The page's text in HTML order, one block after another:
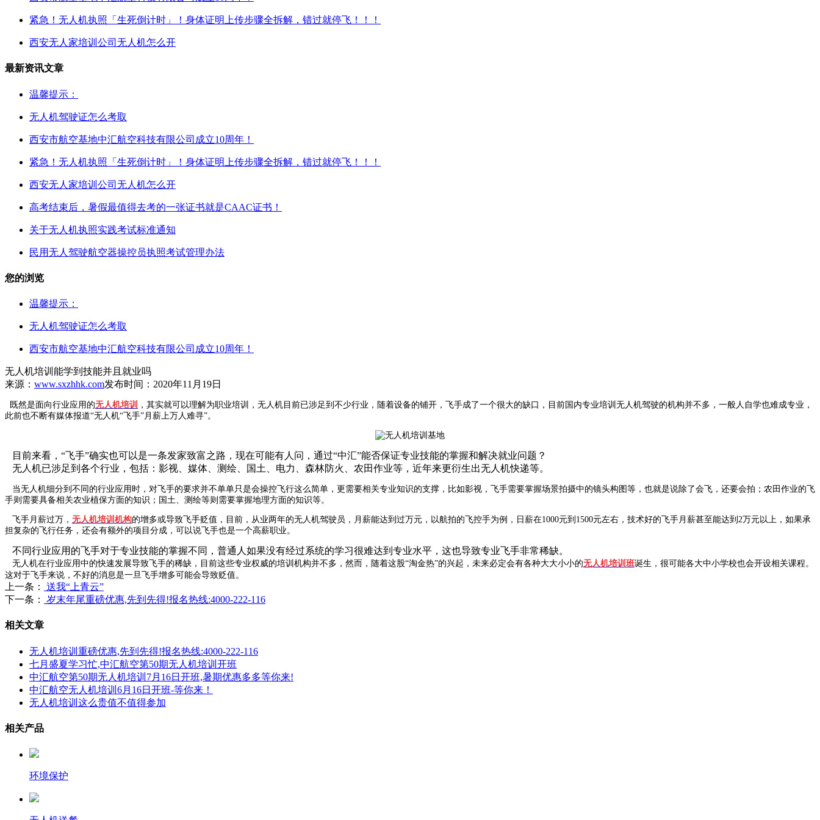
紧急！无人机执照「生死倒计时」！身体证明上传步骤全拆解，错过就停飞！！！
西安无人家培训公司无人机怎么开
最新资讯文章
温馨提示：
无人机驾驶证怎么考取
西安市航空基地中汇航空科技有限公司成立10周年！
紧急！无人机执照「生死倒计时」！身体证明上传步骤全拆解，错过就停飞！！！
西安无人家培训公司无人机怎么开
高考结束后，暑假最值得去考的一张证书就是CAAC证书！
关于无人机执照实践考试标准通知
民用无人驾驶航空器操控员执照考试管理办法
您的浏览
温馨提示：
无人机驾驶证怎么考取
西安市航空基地中汇航空科技有限公司成立10周年！
无人机培训能学到技能并且就业吗
来源： www.sxzhhk.com发布时间：2020年11月19日
既然是面向行业应用的无人机培训
，其实就可以理解为职业培训，无人机目前已涉足到不少行业，随着设备的铺开，飞手成了一个很大的缺口，目前国内专业培训无人机驾驶的机构并不多，一般人自学也难成专业，
此前也不断有媒体报道“无人机“飞手”月薪上万人难寻”。
目前来看，“飞手”确实也可以是一条发家致富之路，现在可能有人问，通过“中汇”能否保证专业技能的掌握和解决就业问题？
无人机已涉足到各个行业，包括：影视、媒体、测绘、国土、电力、森林防火、农田作业等，近年来更衍生出无人机快递等。
当无人机细分到不同的行业应用时，对飞手的要求并不单单只是会操控飞行这么简单，更需要相关专业知识的支撑，比如影视，飞手需要掌握场景拍摄中的镜头构图等，也就是说除了会飞，还要会拍；农田作业的飞
手则需要具备相关农业植保方面的知识；国土、测绘等则需要掌握地理方面的知识等。
飞手月薪过万， 无人机培训机构的增多或导致飞手贬值，目前，从业两年的无人机驾驶员，月薪能达到过万元，以航拍的飞控手为例，日薪在1000元到1500元左右，技术好的飞手月薪甚至能达到2万元以上，如果承
担复杂的飞行任务，还会有额外的项目分成，可以说飞手也是一个高薪职业。
不同行业应用的飞手对于专业技能的掌握不同，普通人如果没有经过系统的学习很难达到专业水平，这也导致专业飞手非常稀缺。
无人机在行业应用中的快速发展导致飞手的稀缺，目前这些专业权威的培训机构并不多，然而，随着这股“淘金热”的兴起，未来必定会有各种大大小小的无人机培训班诞生，很可能各大中小学校也会开设相关课程。
这对于飞手来说，不好的消息是一旦飞手增多可能会导致贬值。
上一条：
送我“上青云”
下一条：
岁末年尾重磅优惠,先到先得!报名热线:4000-222-116
相关文章
无人机培训重磅优惠,先到先得!报名热线:4000-222-116
七月盛夏学习忙,中汇航空第50期无人机培训开班
中汇航空第50期无人机培训7月16日开班,暑期优惠多多等你来!
中汇航空无人机培训6月16日开班-等你来！
无人机培训这么贵值不值得参加
相关产品
环境保护